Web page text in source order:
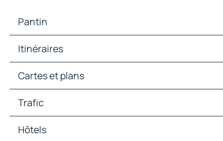
Pantin
Pantin Cartes et plans
Pantin Trafic
Pantin Hôtels
Pantin Restaurants
Pantin Stations-service
Itinéraires
Itinéraires Pantin - Paris
Itinéraires Pantin - Bobigny
Itinéraires Pantin - Créteil
Itinéraires Pantin - Nanterre
Itinéraires Pantin - Versailles
Itinéraires Pantin - Pontoise
Cartes et plans
Cartes et plans Paris
Cartes et plans Bobigny
Cartes et plans Créteil
Cartes et plans Nanterre
Trafic
Trafic Paris
Trafic Bobigny
Hôtels